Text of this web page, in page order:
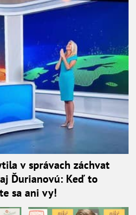
v správach záchvat
Ďurianovú: Keď to
sa ani vy!